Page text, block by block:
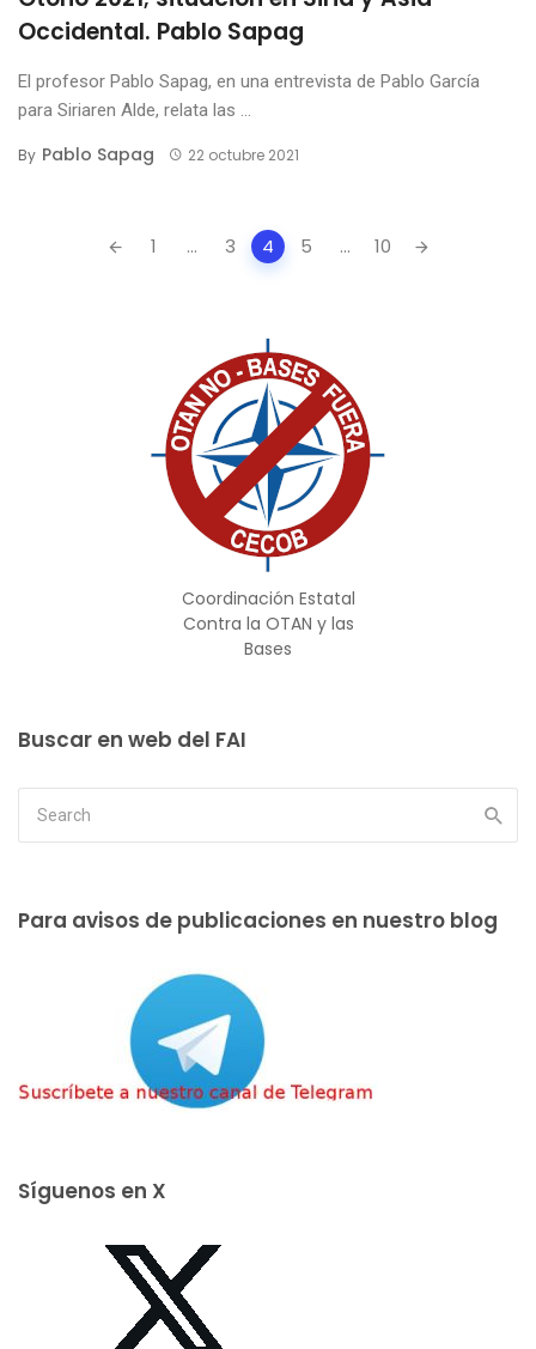
Occidental. Pablo Sapag
El profesor Pablo Sapag, en una entrevista de Pablo García
para Siriaren Alde, relata las ...
By Pablo Sapag 22 octubre 2021
navigation
1 ... 3 4 5 ... 10
Coordinación Estatal
Contra la OTAN y las
Bases
Buscar en web del FAI
Para avisos de publicaciones en nuestro blog
Síguenos en X